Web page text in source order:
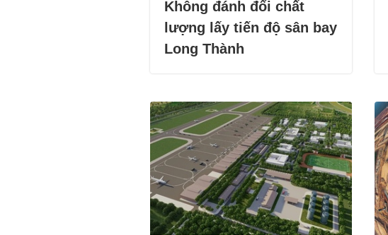
Không đánh đổi chất
lượng lấy tiến độ sân bay
Long Thành